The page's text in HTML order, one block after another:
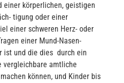
einer körperlichen, geistigen
tigung oder einer
einer schweren Herz- oder
einer Mund-Nasen-
ist und die dies durch ein
vergleichbare amtliche
können, und Kinder bis